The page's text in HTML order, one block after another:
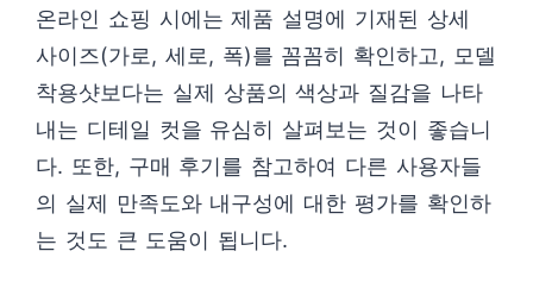
온라인 쇼핑 시에는 제품 설명에 기재된 상세
사이즈(가로, 세로, 폭)를 꼼꼼히 확인하고, 모델
착용샷보다는 실제 상품의 색상과 질감을 나타
내는 디테일 컷을 유심히 살펴보는 것이 좋습니
다. 또한, 구매 후기를 참고하여 다른 사용자들
의 실제 만족도와 내구성에 대한 평가를 확인하
는 것도 큰 도움이 됩니다.